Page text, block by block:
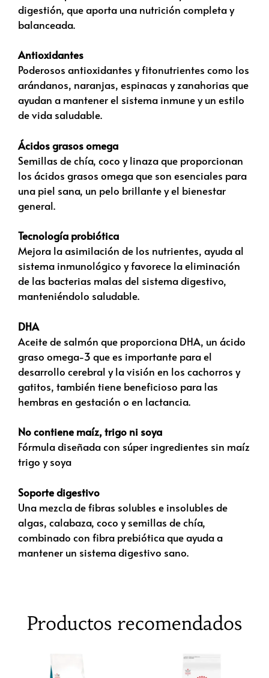
digestión, que aporta una nutrición completa y
balanceada.
Antioxidantes
Poderosos antioxidantes y fitonutrientes como los
arándanos, naranjas, espinacas y zanahorias que
ayudan a mantener el sistema inmune y un estilo
de vida saludable.
Ácidos grasos omega
Semillas de chía, coco y linaza que proporcionan
los ácidos grasos omega que son esenciales para
una piel sana, un pelo brillante y el bienestar
general.
Tecnología probiótica
Mejora la asimilación de los nutrientes, ayuda al
sistema inmunológico y favorece la eliminación
de las bacterias malas del sistema digestivo,
manteniéndolo saludable.
DHA
Aceite de salmón que proporciona DHA, un ácido
graso omega-3 que es importante para el
desarrollo cerebral y la visión en los cachorros y
gatitos, también tiene beneficioso para las
hembras en gestación o en lactancia.
No contiene maíz, trigo ni soya
Fórmula diseñada con súper ingredientes sin maíz
trigo y soya
Soporte digestivo
Una mezcla de fibras solubles e insolubles de
algas, calabaza, coco y semillas de chía,
combinado con fibra prebiótica que ayuda a
mantener un sistema digestivo sano.
Productos recomendados